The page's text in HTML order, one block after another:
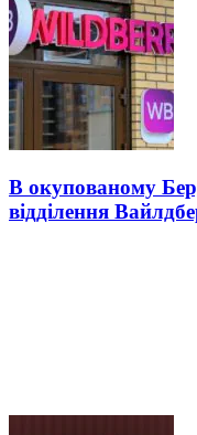
В окупованому
відділення